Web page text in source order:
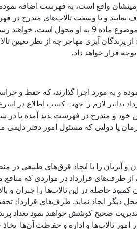
واقع است، به فهرست اضافه
و یا وسعت تالاب‌های مندرج در
تغییرات را به اطلاع سازمان یا دولتی که مسئولیت
آبزی مهاجر چه از نظر تعیین
قرار خواهد داد.
و به مورد اجرا گذارند، که حفظ و
تدابیر لازم را جهت کسب اطلاع در
خود و مندرج در فهرست پدید آمده یا
مسئول امور دفتر دایمی مذکور در ماده 8 می‌باشد
آبزیان را با ایجاد قرق‌های طبیعی در
طرف‌های قرارداد در مواردی که
حاصله در این تالاب‌ها را جبران و
دیگر ایجا‌د نماید. طرف‌های قرارداد
صحیح کوشش خواهند نمود تعداد
تا‌لاب‌ها و اداره و حفاظت آن‌ها اتخاذ